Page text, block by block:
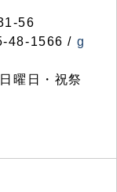
56
48-1566 / g
曜日・祝祭